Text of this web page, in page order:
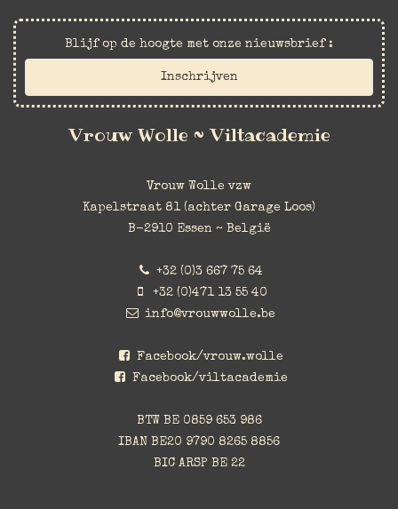
Blijf op de hoogte met onze nieuwsbrief :
Inschrijven
Vrouw Wolle ~ Viltacademie
Vrouw Wolle vzw
Kapelstraat 81 (achter Garage Loos)
B-2910 Essen ~ België
+32 (0)3 667 75 64
+32 (0)471 13 55 40
info@vrouwwolle.be
Facebook/vrouw.wolle
Facebook/viltacademie
BTW BE 0859 653 986
IBAN BE20 9790 8265 8856
BIC ARSP BE 22